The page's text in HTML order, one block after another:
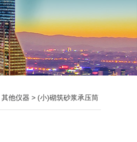
其他仪器 > (小)砌筑砂浆承压筒